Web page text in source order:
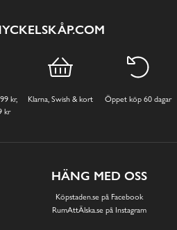
kr,
kr
Klarna, Swish & kort Öppet köp 60 dagar
HÄNG MED OSS
Köpstaden.se på Facebook
RumAttÄlska.se på Instagram